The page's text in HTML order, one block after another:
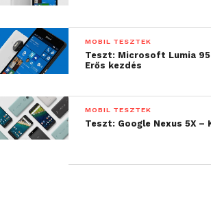
MOBIL TESZTEK
Teszt: Microsoft Lumia
Erős kezdés
MOBIL TESZTEK
Teszt: Google Nexus 5X –